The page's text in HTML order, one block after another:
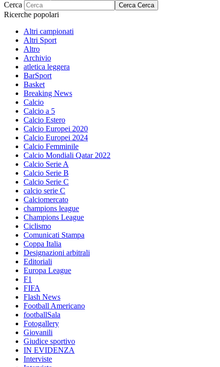
Cerca
Cerca Cerca
Ricerche popolari
Altri campionati
Altri Sport
Altro
Archivio
atletica leggera
BarSport
Basket
Breaking News
Calcio
Calcio a 5
Calcio Estero
Calcio Europei 2020
Calcio Europei 2024
Calcio Femminile
Calcio Mondiali Qatar 2022
Calcio Serie A
Calcio Serie B
Calcio Serie C
calcio serie C
Calciomercato
champions league
Champions League
Ciclismo
Comunicati Stampa
Coppa Italia
Designazioni arbitrali
Editoriali
Europa League
F1
FIFA
Flash News
Football Americano
footballSala
Fotogallery
Giovanili
Giudice sportivo
IN EVIDENZA
Interviste